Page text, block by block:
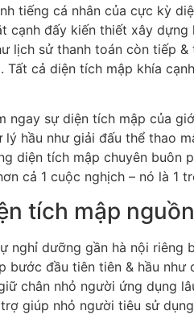
tiếng cá nhân của cực kỳ
cạnh đấy kiến thiết xây
lịch sử thanh toán còn tiếp
cả diện tích mập khía
ngay sự diện tích mập của
hầu như giải đấu thể thao
diện tích mập chuyên buôn
cả 1 cuộc nghịch – nó là 1
tích mập
nghỉ dưỡng gần hà nội
đầu tiên tiên & hầu
chân nhỏ người ứng dụng
giúp nhỏ người tiêu sử